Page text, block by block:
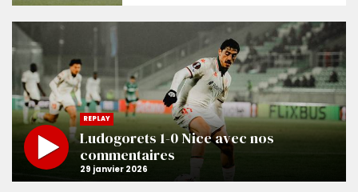
REPLAY
Ludogorets 1-0 Nice avec nos
commentaires